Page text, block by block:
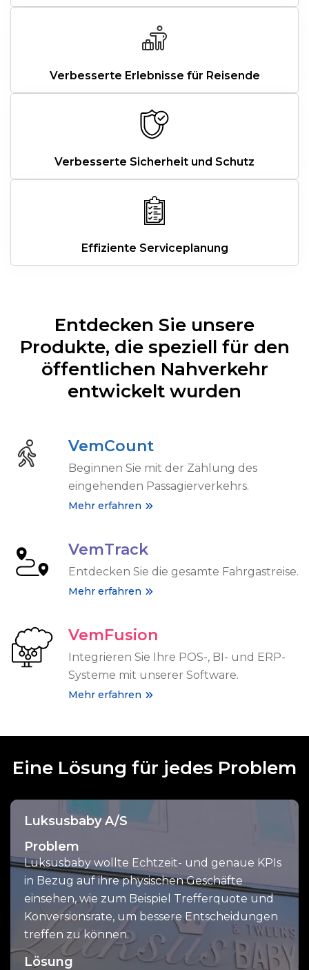
Verbesserte Erlebnisse für Reisende
Verbesserte Sicherheit und Schutz
Effiziente Serviceplanung
Entdecken Sie unsere
Produkte, die speziell für den
öffentlichen Nahverkehr
entwickelt wurden
VemCount
Beginnen Sie mit der Zählung des
eingehenden Passagierverkehrs.
Mehr erfahren
VemTrack
Entdecken Sie die gesamte Fahrgastreise.
Mehr erfahren
VemFusion
Integrieren Sie Ihre POS-, BI- und ERP-
Systeme mit unserer Software.
Mehr erfahren
Eine Lösung für jedes Problem
Luksusbaby A/S
Problem
Luksusbaby wollte Echtzeit- und genaue KPIs
in Bezug auf ihre physischen Geschäfte
einsehen, wie zum Beispiel Trefferquote und
Konversionsrate, um bessere Entscheidungen
treffen zu können.
Lösung